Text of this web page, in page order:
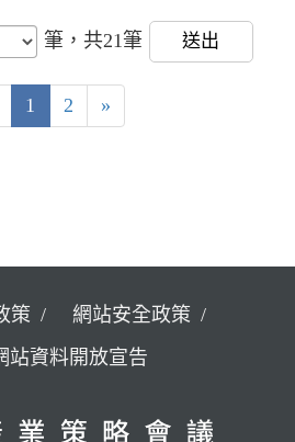
筆，共21筆 送出
1 2 »
策
網站安全政策
站資料開放宣告